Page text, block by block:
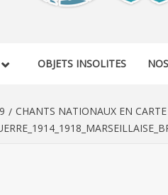
&
OBJETS INSOLITES
CHANTS NATIONAUX EN